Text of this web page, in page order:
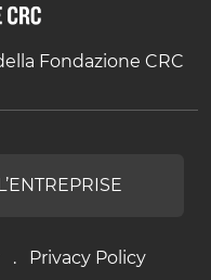
Fondazione CRC
Privacy Policy